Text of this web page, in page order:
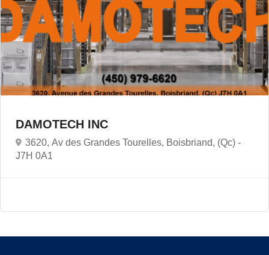
DAMOTECH INC
3620, Av des Grandes Tourelles, Boisbriand, (Qc) -
J7H 0A1